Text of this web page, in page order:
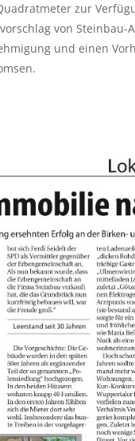
zur
von
und einen